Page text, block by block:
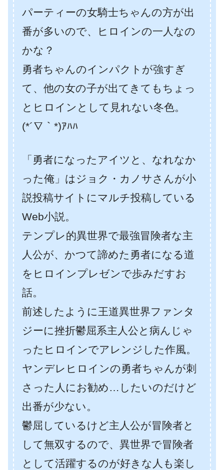
パーティーの女騎士ちゃんの方が出
番が多いので、ヒロインの一人なの
かな？
勇者ちゃんのインパクトが強すぎ
て、他の女の子が出てきてもちょっ
とヒロインとして見れない冬色。
(*´∇｀*)ｱﾊﾊ
「勇者になったアイツと、なれなか
った俺」はジョク・カノサさんが小
説投稿サイトにマルチ投稿している
Web小説。
テンプレ的異世界で最強冒険者な主
人公が、かつて諦めた勇者になる道
をヒロインプレゼンで歩みだすお
話。
前述したように王道異世界ファンタ
ジーに挫折鬱屈系主人公と病んじゃ
ったヒロインでアレンジした作風。
ヤンデレヒロインの勇者ちゃんが刺
さった人にお勧め…したいのだけど
出番が少ない。
鬱屈しているけど主人公が冒険者と
して無双するので、異世界で冒険者
として活躍するのが好きな人も楽し